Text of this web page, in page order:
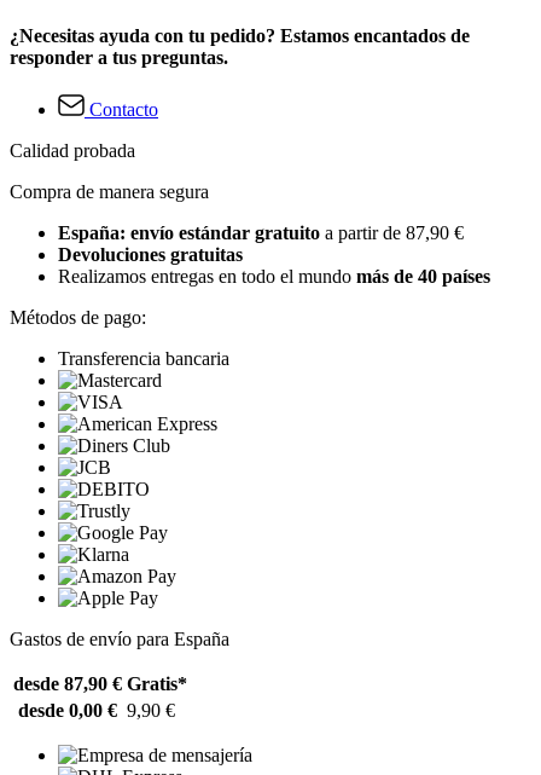
¿Necesitas ayuda con tu pedido? Estamos encantados de
responder a tus preguntas.
Contacto
Calidad probada
Compra de manera segura
España: envío estándar gratuito a partir de 87,90 €
Devoluciones gratuitas
Realizamos entregas en todo el mundo más de 40 países
Métodos de pago:
Transferencia bancaria
Gastos de envío para España
desde 87,90 € Gratis*
desde 0,00 € 9,90 €